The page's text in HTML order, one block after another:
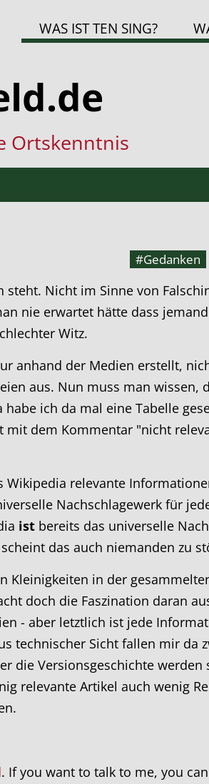
WAS IST TEN SING?
Ortskenntnis
#Gedanken
Nicht im Sinne von
nie erwartet hätte dass
Witz.
anhand der Medien erstellt,
aus. Nun muss man wissen,
ich da mal eine Tabelle
mit dem Kommentar "nicht
Wikipedia relevante
Nachschlagewerk für
ist bereits das universelle
das auch niemanden zu
Kleinigkeiten in der
doch die Faszination daran
- aber letztlich ist jede
technischer Sicht fallen mir da
die Versionsgeschichte werden
relevante Artikel auch wenig
. If you want to talk to me, you